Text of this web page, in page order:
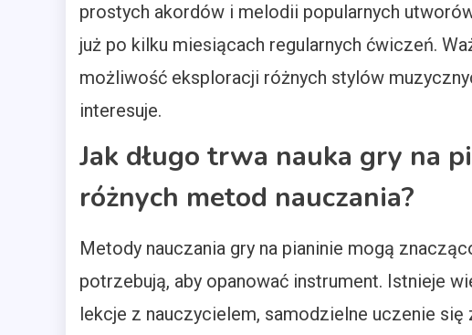
prostych akordów i melodii popularnych
już po kilku miesiącach regularnych ćwiczeń.
możliwość eksploracji różnych stylów
interesuje.
Jak długo trwa nauka gry na
różnych metod nauczania?
Metody nauczania gry na pianinie mogą
potrzebują, aby opanować instrument. Istnieje
lekcje z nauczycielem, samodzielne uczenie